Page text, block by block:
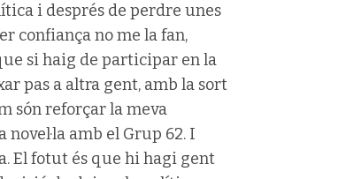
i després de perdre unes
confiança no me la fan,
si haig de participar en la
pas a altra gent, amb la sort
són reforçar la meva
amb el Grup 62. I
El fotut és que hi hagi gent